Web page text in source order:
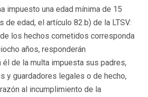
impuesto una edad mínima de 15
de edad, el artículo 82.b) de la LTSV:
de los hechos cometidos corresponda
años, responderán
él de la multa impuesta sus padres,
y guardadores legales o de hecho,
al incumplimiento de la